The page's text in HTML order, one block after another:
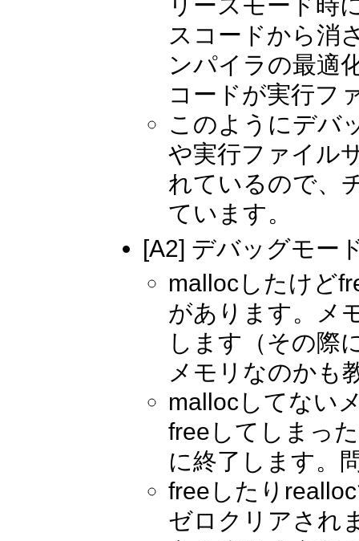
リースモード時
スコードから消
ンパイラの最適
コードが実行フ
このようにデバ
や実行ファイル
れているので、
ています。
[A2] デバッグモー
mallocしたけど
があります。メ
します（その際
メモリなのかも
mallocしてない
freeしてしまっ
に終了します。
freeしたり
ゼロクリアされ